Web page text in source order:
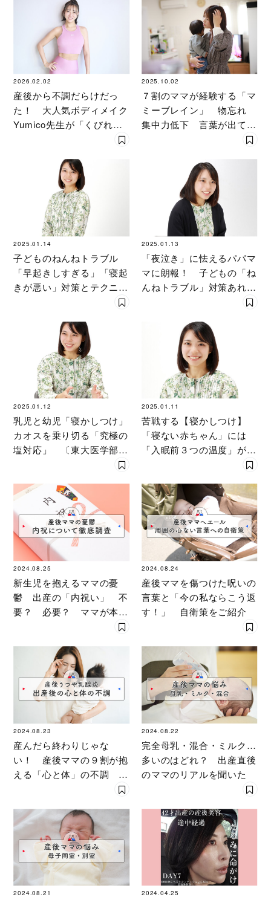
2026.02.02
産後から不調だらけだっ
た！ 大人気ボディメイク
Yumico先生が「くびれ母
2025.10.02
７割のママが経験する「マ
ミーブレイン」 物忘れ
集中力低下 言葉が出てこ
ない…「産後脳」の実態
2025.01.14
子どものねんねトラブル
「早起きしすぎる」「寝起
きが悪い」対策とテクニッ
クを東大医学部卒医師ママ
2025.01.13
「夜泣き」に怯えるパパマ
マに朗報！ 子どもの「ね
んねトラブル」対策あれこ
れ 〔東大医学部卒医師マ
2025.01.12
乳児と幼児「寝かしつけ」
カオスを乗り切る「究極の
塩対応」 〔東大医学部卒
３児のママ医師が解説〕
2025.01.11
苦戦する【寝かしつけ】
「寝ない赤ちゃん」には
「入眠前３つの温度」がカ
ギ！ 〔東大医学部卒３児
2024.08.25
新生児を抱えるママの憂
鬱 出産の「内祝い」 不
要？ 必要？ ママが本音
2024.08.24
産後ママを傷つけた呪いの
言葉と「今の私ならこう返
す！」 自衛策をご紹介
2024.08.23
産んだら終わりじゃな
い！ 産後ママの９割が抱
える「心と体」の不調 リ
2024.08.22
完全母乳・混合・ミルク…
多いのはどれ？ 出産直後
のママのリアルを聞いた
2024.08.21 2024.04.25